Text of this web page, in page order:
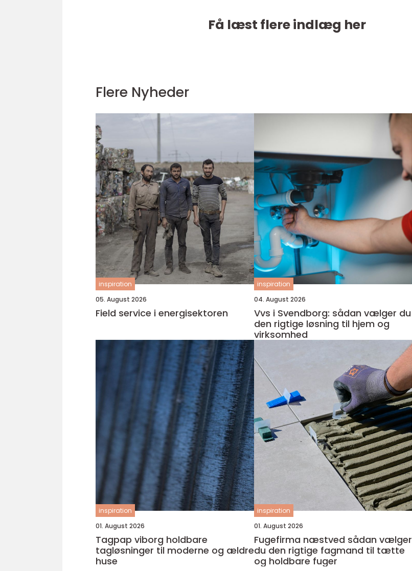
Få læst flere indlæg her
Flere Nyheder
inspiration
05. August 2026
Field service i energisektoren
inspiration
04. August 2026
Vvs i Svendborg: sådan vælger du
den rigtige løsning til hjem og
virksomhed
inspiration
01. August 2026
Tagpap viborg holdbare
tagløsninger til moderne og ældre
huse
inspiration
01. August 2026
Fugefirma næstved sådan vælger
du den rigtige fagmand til tætte
og holdbare fuger